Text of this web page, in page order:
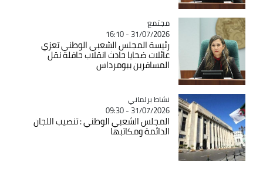
Catégorie
مجتمع
31/07/2026 - 16:10
رئيسة المجلس الشعبي الوطني تعزي
عائلات ضحايا حادث انقلاب حافلة نقل
المسافرين ببومرداس
Catégorie
نشاط برلماني
31/07/2026 - 09:30
المجلس الشعبي الوطني : تنصيب اللجان
الدائمة ومكاتبها